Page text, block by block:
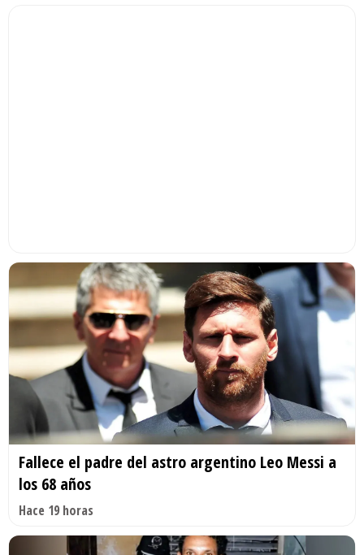
Fallece el padre del astro argentino Leo Messi a
los 68 años
Hace 19 horas